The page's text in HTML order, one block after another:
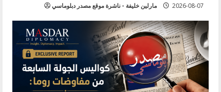
مارلين خليفة - ناشرة موقع مصدر دبلوماسي 2026-08-07